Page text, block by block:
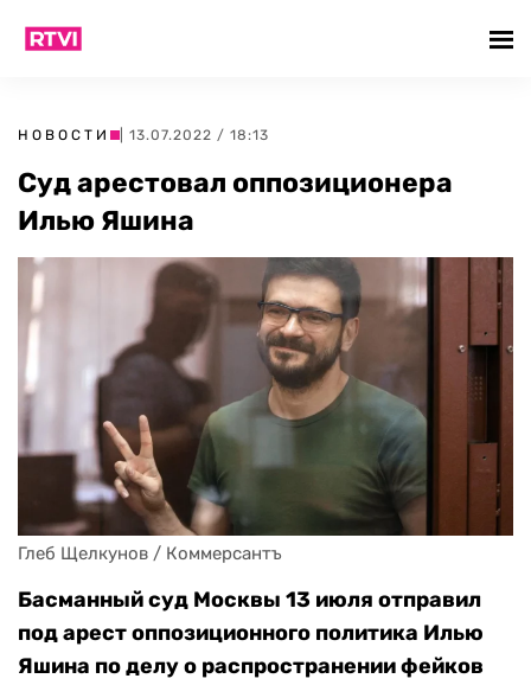
НОВОСТИ | 13.07.2022 / 18:13
Суд арестовал оппозиционера
Илью Яшина
Глеб Щелкунов / Коммерсантъ
Басманный суд Москвы 13 июля отправил
под арест оппозиционного политика Илью
Яшина по делу о распространении фейков